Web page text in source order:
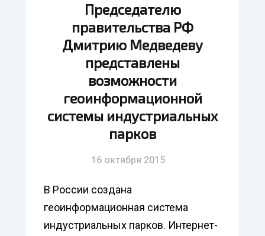
Председателю
правительства РФ
Дмитрию Медведеву
представлены
возможности
геоинформационной
системы индустриальных
парков
В России создана
геоинформационная система
индустриальных парков. Интернет-
16 октября 2015